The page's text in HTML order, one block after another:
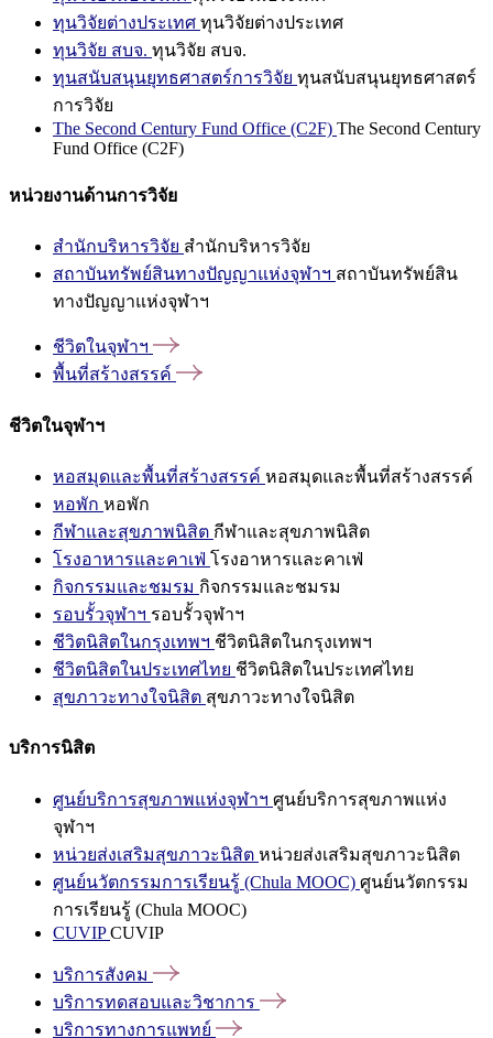
ทุนวิจัยต่างประเทศ ทุนวิจัยต่างประเทศ
ทุนวิจัย สบจ. ทุนวิจัย สบจ.
ทุนสนับสนุนยุทธศาสตร์การวิจัย ทุนสนับสนุนยุทธศาสตร์
การวิจัย
The Second Century Fund Office (C2F) The Second Century
Fund Office (C2F)
หน่วยงานด้านการวิจัย
สำนักบริหารวิจัย สำนักบริหารวิจัย
สถาบันทรัพย์สินทางปัญญาแห่งจุฬาฯ สถาบันทรัพย์สิน
ทางปัญญาแห่งจุฬาฯ
ชีวิตในจุฬาฯ
พื้นที่สร้างสรรค์
ชีวิตในจุฬาฯ
หอสมุดและพื้นที่สร้างสรรค์ หอสมุดและพื้นที่สร้างสรรค์
หอพัก หอพัก
กีฬาและสุขภาพนิสิต กีฬาและสุขภาพนิสิต
โรงอาหารและคาเฟ่ โรงอาหารและคาเฟ่
กิจกรรมและชมรม กิจกรรมและชมรม
รอบรั้วจุฬาฯ รอบรั้วจุฬาฯ
ชีวิตนิสิตในกรุงเทพฯ ชีวิตนิสิตในกรุงเทพฯ
ชีวิตนิสิตในประเทศไทย ชีวิตนิสิตในประเทศไทย
สุขภาวะทางใจนิสิต สุขภาวะทางใจนิสิต
บริการนิสิต
ศูนย์บริการสุขภาพแห่งจุฬาฯ ศูนย์บริการสุขภาพแห่ง
จุฬาฯ
หน่วยส่งเสริมสุขภาวะนิสิต หน่วยส่งเสริมสุขภาวะนิสิต
ศูนย์นวัตกรรมการเรียนรู้ (Chula MOOC) ศูนย์นวัตกรรม
การเรียนรู้ (Chula MOOC)
CUVIPCUVIP
บริการสังคม
บริการทดสอบและวิชาการ
บริการทางการแพทย์